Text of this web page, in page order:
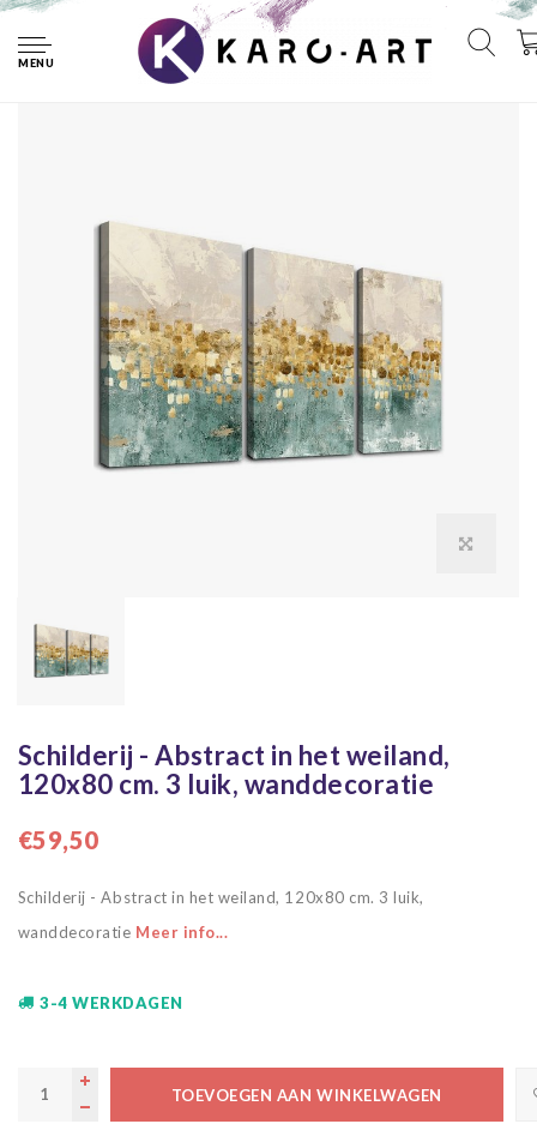
MENU
Schilderij - Abstract in het weiland, 120x80 cm. 3 luik,
wanddecoratie
Schilderij - Abstract in het weiland,
120x80 cm. 3 luik, wanddecoratie
€59,50
Schilderij - Abstract in het weiland, 120x80 cm. 3 luik,
wanddecoratie Meer info...
3-4 WERKDAGEN
TOEVOEGEN AAN WINKELWAGEN